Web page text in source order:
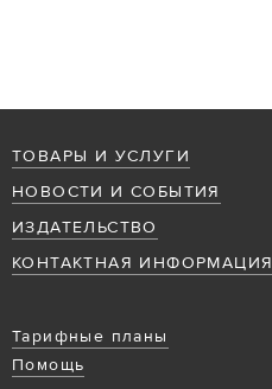
ТОВАРЫ И УСЛУГИ
НОВОСТИ И СОБЫТИЯ
ИЗДАТЕЛЬСТВО
КОНТАКТНАЯ ИНФОРМАЦИЯ
Тарифные планы
Помощь